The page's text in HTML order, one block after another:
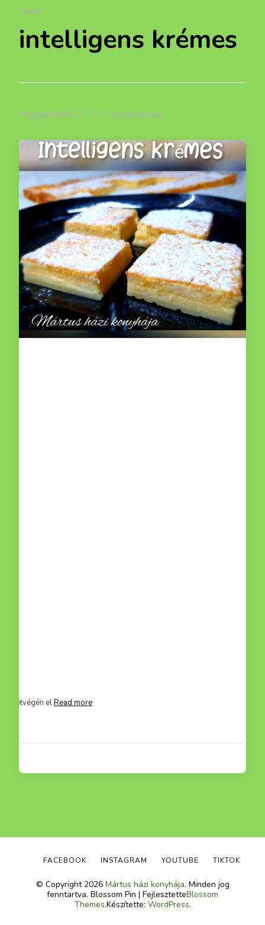
CÍMKE
intelligens krémes
Megjelenítés: 1 -1 / 1 eredmények
hétvégén elRead more
© Copyright 2026 Mártus házi konyhája. Minden jog
fenntartva. Blossom Pin | FejlesztetteBlossom
Themes.Készítette: WordPress.
FACEBOOK INSTAGRAM YOUTUBE TIKTOK